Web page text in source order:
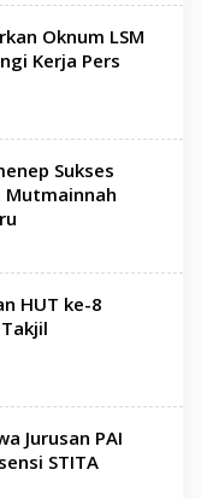
Oknum LSM
Kerja Pers
Sukses
Mutmainnah
HUT ke-8
Jurusan PAI
STITA